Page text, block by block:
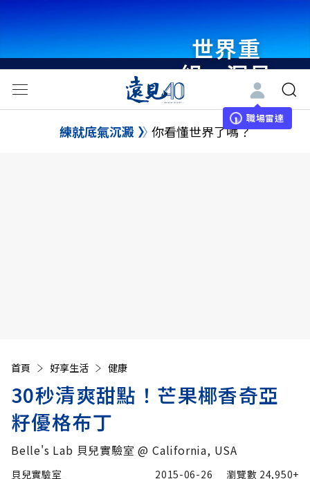
世界重
組・洞見
未來 與
世界領袖
職場雷達
練就底氣沉澱 你看懂世界了嗎？
首頁 好享生活 健康
30秒清爽甜點！芒果椰香奇亞
籽優格布丁
Belle's Lab 貝兒實驗室 @ California, USA
貝兒實驗室 2015-06-26 瀏覽數 24,950+